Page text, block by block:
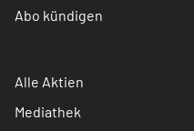
Abo kündigen
Alle Aktien
Mediathek